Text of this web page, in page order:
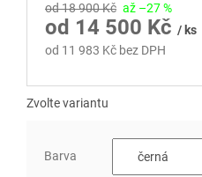
od 18 900 Kč až –27 %
od 14 500 Kč / ks
od 11 983 Kč bez DPH
Zvolte variantu
Barva